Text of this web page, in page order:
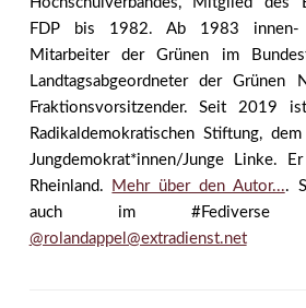
FDP bis 1982. Ab 1983 innen-
Mitarbeiter der Grünen im
Landtagsabgeordneter der
Fraktionsvorsitzender. Seit 2019
Radikaldemokratischen Stiftung,
Jungdemokrat*innen/Junge Linke.
Rheinland.
Mehr über den Autor....
auch im #Fediverse
@rolandappel@extradienst.net